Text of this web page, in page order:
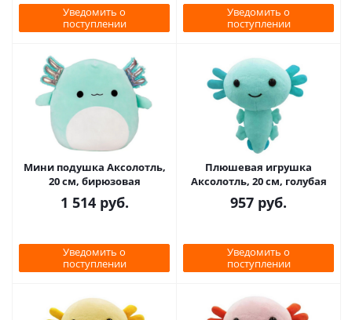
Уведомить о
поступлении
Уведомить о
поступлении
Мини подушка Аксолотль,
20 см, бирюзовая
1 514руб.
Уведомить о
поступлении
Плюшевая игрушка
Аксолотль, 20 см, голубая
957 руб.
Уведомить о
поступлении